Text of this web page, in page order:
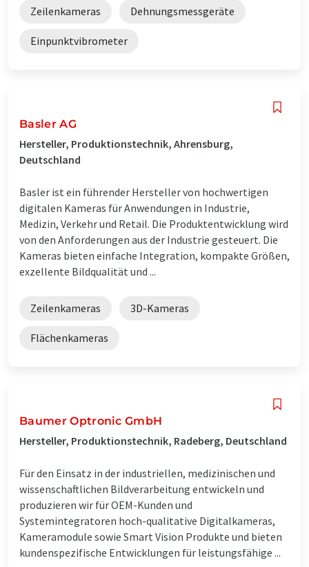
Zeilenkameras Dehnungsmessgeräte
Einpunktvibrometer
Basler AG
Hersteller, Produktionstechnik, Ahrensburg,
Deutschland
Basler ist ein führender Hersteller von hochwertigen
digitalen Kameras für Anwendungen in Industrie,
Medizin, Verkehr und Retail. Die Produktentwicklung wird
von den Anforderungen aus der Industrie gesteuert. Die
Kameras bieten einfache Integration, kompakte Größen,
exzellente Bildqualität und ...
Zeilenkameras 3D-Kameras
Flächenkameras
Baumer Optronic GmbH
Hersteller, Produktionstechnik, Radeberg, Deutschland
Für den Einsatz in der industriellen, medizinischen und
wissenschaftlichen Bildverarbeitung entwickeln und
produzieren wir für OEM-Kunden und
Systemintegratoren hoch-qualitative Digitalkameras,
Kameramodule sowie Smart Vision Produkte und bieten
kundenspezifische Entwicklungen für leistungsfähige ...